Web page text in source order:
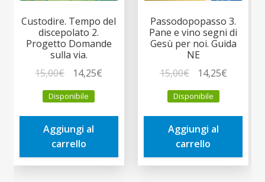
Custodire. Tempo del
discepolato 2.
Progetto Domande
sulla via.
15,00€
prezzo
originale
era:
15,00€.
14,25€
è:
Disponibile
Aggiungi al
carrello
Passodopopasso 3.
Pane e vino segni di
Gesù per noi. Guida
NE
15,00€
prezzo
originale
era:
15,00€.
14,25€Il
è:
Disponibile
Aggiungi al
carrello